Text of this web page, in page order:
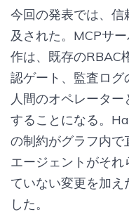
今回の発表では、
及された。MCPサ
作は、既存のRBAC
認ゲート、監査ロ
人間のオペレータ
することになる。
の制約がグラフ内で
エージェントがそ
ていない変更を加
した。